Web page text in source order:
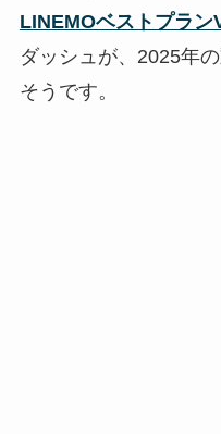
LINEMOベストプラン
ダッシュが、2025年
そうです。